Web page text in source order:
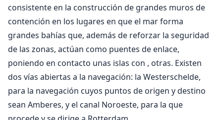
consistente en la construcción de grandes muros de
contención en los lugares en que el mar forma
grandes bahías que, además de reforzar la seguridad
de las zonas, actúan como puentes de enlace,
poniendo en contacto unas islas con , otras. Existen
dos vías abiertas a la navegación: la Westerschelde,
para la navegación cuyos puntos de origen y destino
sean Amberes, y el canal Noroeste, para la que